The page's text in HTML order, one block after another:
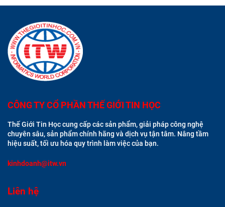
CÔNG TY CỔ PHẦN THẾ GIỚI TIN HỌC
Thế Giới Tin Học cung cấp các sản phẩm, giải pháp công nghệ
chuyên sâu, sản phẩm chính hãng và dịch vụ tận tâm. Nâng tầm
hiệu suất, tối ưu hóa quy trình làm việc của bạn.
kinhdoanh@itw.vn
Liên hệ